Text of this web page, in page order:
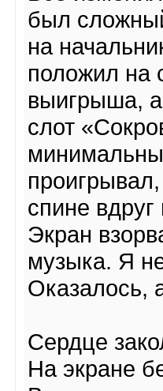
был
на
положил на
выигрыша,
слот
спине
Экран
музыка. Я
Оказалось,
Сердце
На экране